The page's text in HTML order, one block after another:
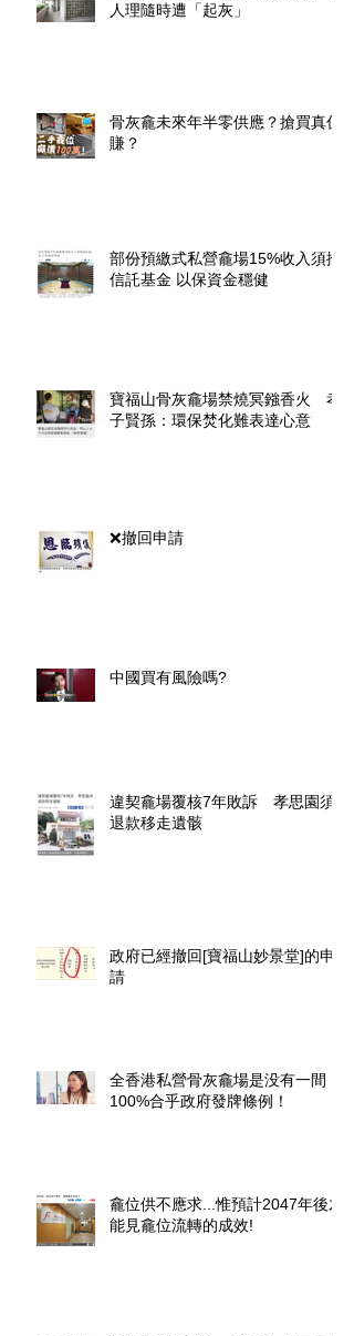
人理隨時遭「起灰」
骨灰龕未來年半零供應？搶買真係
賺？
部份預繳式私營龕場15%收入須撥
信託基金 以保資金穩健
寶福山骨灰龕場禁燒冥鏹香火 孝
子賢孫：環保焚化難表達心意
❌撤回申請
中國買有風險嗎?
違契龕場覆核7年敗訴 孝思園須
退款移走遺骸
政府已經撤回[寶福山妙景堂]的申
請
全香港私營骨灰龕場是没有一間
100%合乎政府發牌條例！
龕位供不應求...惟預計2047年後才
能見龕位流轉的成效!